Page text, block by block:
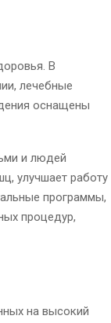
В
лечебные
оснащены
и людей
улучшает работу
программы,
процедур,
на высокий